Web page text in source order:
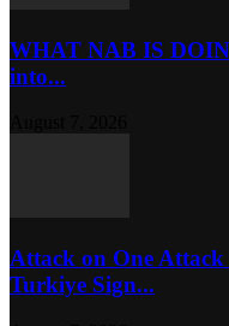
WHAT NAB IS
into...
Attack on One
Turkiye Sign...